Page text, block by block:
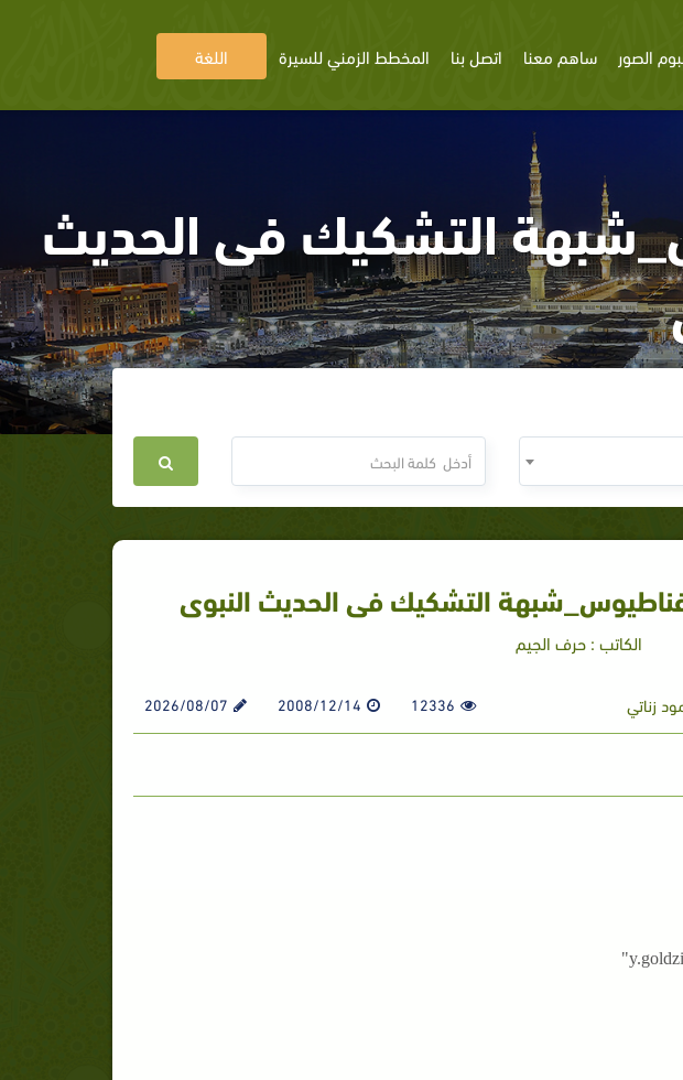
الصور ساهم معنا اتصل بنا المخطط الزمني للسيرة اللغة
التشكيك فى الحديث
التشكيك فى الحديث النبوى
الكاتب : حرف الجيم
زناتي 12336
2008/12/14
2026/08/07